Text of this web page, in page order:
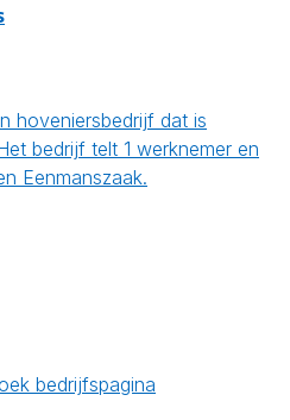
hoveniersbedrijf dat is
bedrijf telt 1 werknemer en
Eenmanszaak.
bedrijfspagina